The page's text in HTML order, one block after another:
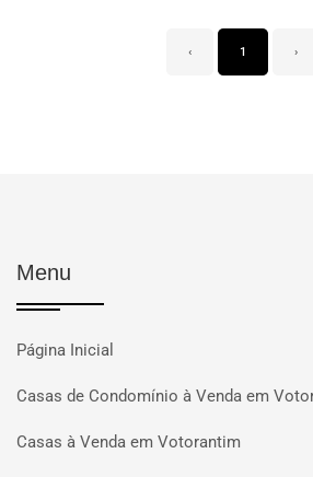
‹ 1 ›
Menu
Página Inicial
Casas de Condomínio à Venda em
Casas à Venda em Votorantim